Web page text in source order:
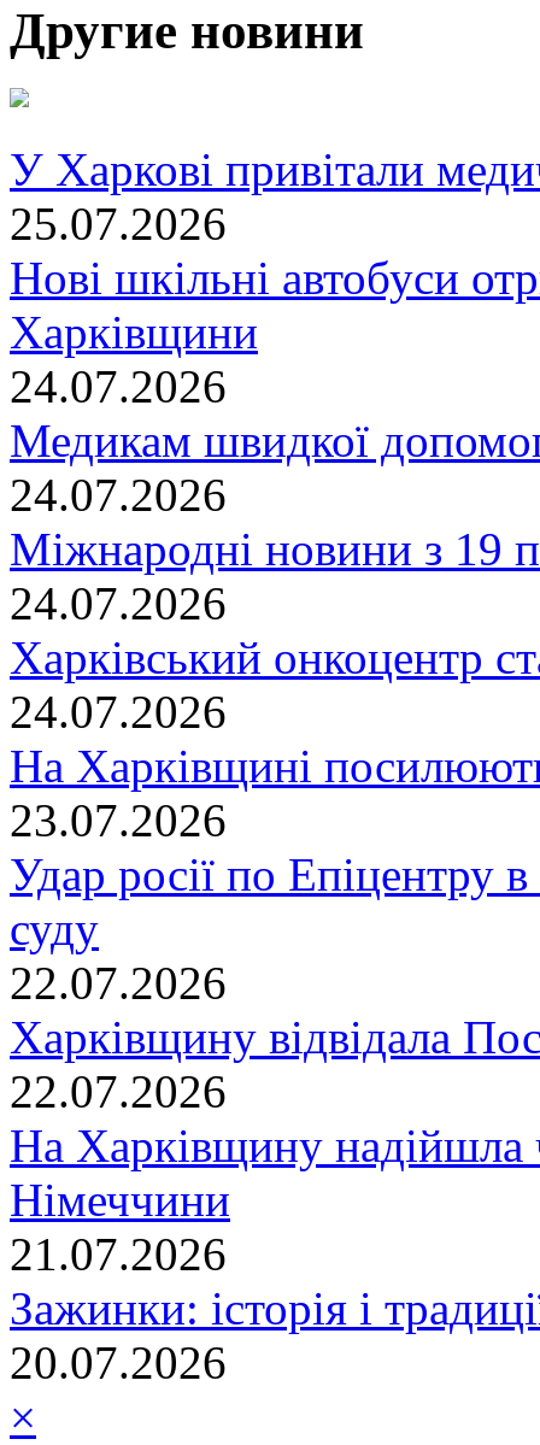
Другие новини
У Харкові привітали
25.07.2026
Нові шкільні автобуси
Харківщини
24.07.2026
Медикам швидкої
24.07.2026
Міжнародні новини з 19
24.07.2026
Харківський онкоцентр
24.07.2026
На Харківщині
23.07.2026
Удар росії по Епіцентру
суду
22.07.2026
Харківщину відвідала
22.07.2026
На Харківщину надійшла
Німеччини
21.07.2026
Зажинки: історія і
20.07.2026
×